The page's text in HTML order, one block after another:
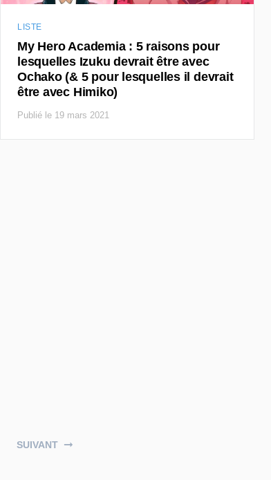
LISTE
My Hero Academia : 5 raisons pour
lesquelles Izuku devrait être avec
Ochako (& 5 pour lesquelles il devrait
être avec Himiko)
Publié le 19 mars 2021
SUIVANT